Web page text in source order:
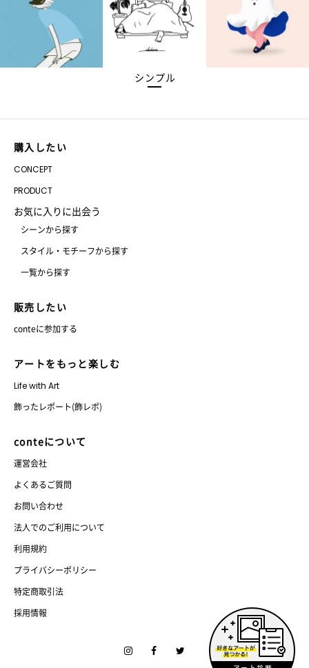
シンプル
購入したい
CONCEPT
PRODUCT
お気に入りに出会う
シーンから探す
スタイル・モチーフから探す
一覧から探す
販売したい
conteに参加する
アートをもっと楽しむ
Life with Art
飾ったレポート(飾レポ)
conteについて
運営会社
よくあるご質問
お問い合わせ
法人でのご利用について
利用規約
プライバシーポリシー
特定商取引法
採用情報
Instagram
FacebookTwitter